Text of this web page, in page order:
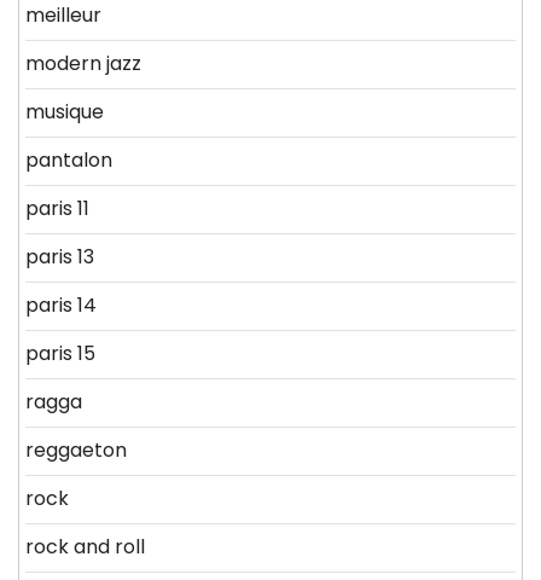
meilleur
modern jazz
musique
pantalon
paris 11
paris 13
paris 14
paris 15
ragga
reggaeton
rock
rock and roll